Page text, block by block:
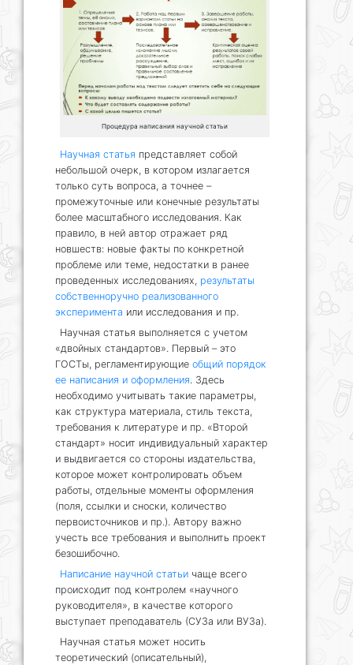
Процедура написания научной статьи
Научная статья представляет собой
небольшой очерк, в котором излагается
только суть вопроса, а точнее –
промежуточные или конечные результаты
более масштабного исследования. Как
правило, в ней автор отражает ряд
новшеств: новые факты по конкретной
проблеме или теме, недостатки в ранее
проведенных исследованиях, результаты
собственноручно реализованного
эксперимента или исследования и пр.
Научная статья выполняется с учетом
«двойных стандартов». Первый – это
ГОСТы, регламентирующие общий порядок
ее написания и оформления. Здесь
необходимо учитывать такие параметры,
как структура материала, стиль текста,
требования к литературе и пр. «Второй
стандарт» носит индивидуальный характер
и выдвигается со стороны издательства,
которое может контролировать объем
работы, отдельные моменты оформления
(поля, ссылки и сноски, количество
первоисточников и пр.). Автору важно
учесть все требования и выполнить проект
безошибочно.
Написание научной статьи чаще всего
происходит под контролем «научного
руководителя», в качестве которого
выступает преподаватель (СУЗа или ВУЗа).
Научная статья может носить
теоретический (описательный),